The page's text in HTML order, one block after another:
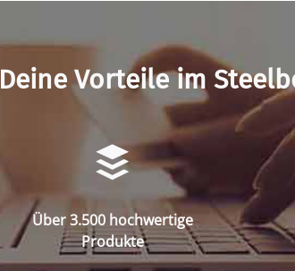
Deine Vorteile im
Über 3.500 hochwertige
Produkte